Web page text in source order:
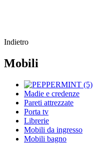
Indietro
Mobili
Madie e credenze
Pareti attrezzate
Porta tv
Librerie
Mobili da ingresso
Mobili bagno